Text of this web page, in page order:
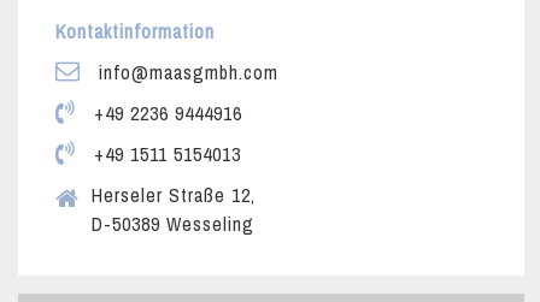
Kontaktinformation
info@maasgmbh.com
+49 2236 9444916
+49 1511 5154013
Herseler Straße 12,
D-50389 Wesseling